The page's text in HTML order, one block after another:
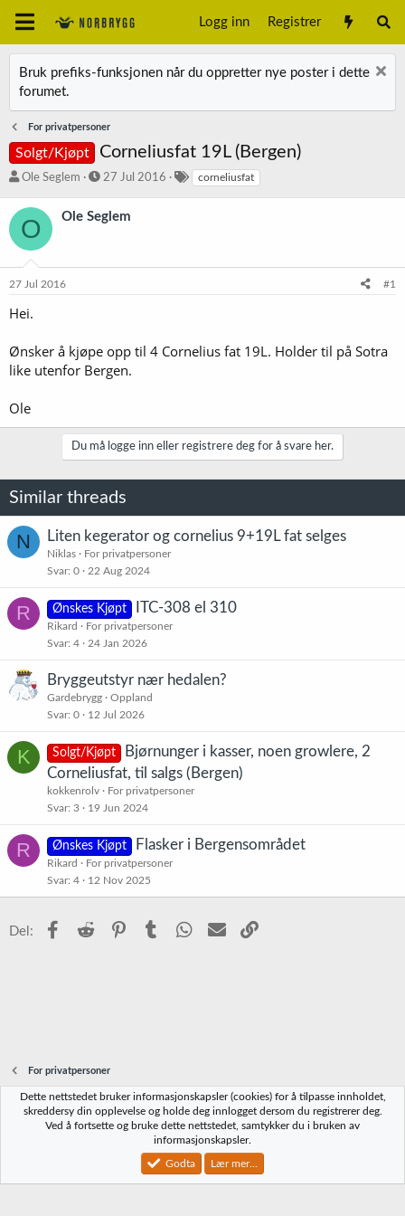
Logg inn Registrer
Bruk prefiks-funksjonen når du oppretter nye poster i dette
forumet.
For privatpersoner
Solgt/Kjøpt Corneliusfat 19L (Bergen)
T
å
d
s
r
e
Ole Seglem
S
r
27 Jul 2016 corneliusfat
O Ole Seglem
27 Jul 2016 #1
Hei.
Ønsker å kjøpe opp til 4 Cornelius fat 19L. Holder til på Sotra
like utenfor Bergen.
Ole
Du må logge inn eller registrere deg for å svare her.
Similar threads
N Liten kegerator og cornelius 9+19L fat selges
Niklas
For privatpersoner
Svar 0 22 Aug 2024
R Ønskes Kjøpt ITC-308 el 310
Rikard
For privatpersoner
Svar 4 24 Jan 2026
Bryggeutstyr nær hedalen?
Gardebrygg
Oppland
Svar 0 12 Jul 2026
K Solgt/Kjøpt
Bjørnunger i kasser, noen growlere, 2
Corneliusfat, til salgs (Bergen)
kokkenrolv
For privatpersoner
Svar 3 19 Jun 2024
R Ønskes Kjøpt Flasker i Bergensområdet
Rikard
For privatpersoner
Svar 4 12 Nov 2025
Del: Facebook
Reddit PinterestTumblr WhatsApp
E-post
For privatpersoner
Norbrygg-default
Vilkår og regler Personvernregler
Community platform by XenForo® © 2010-2023 XenForo Ltd.
Dette nettstedet bruker informasjonskapsler (cookies) for å tilpasse innholdet,
skreddersy din opplevelse og holde deg innlogget dersom du registrerer deg.
Ved å fortsette og bruke dette nettstedet, samtykker du i bruken av
informasjonskapsler.
Godta Lær mer...